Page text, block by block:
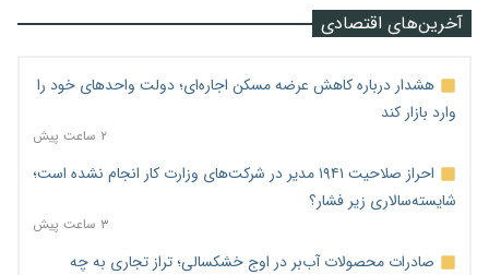
آخرین‌های اقتصادی
هشدار درباره کاهش عرضه مسکن اجاره‌ای؛ دولت واحدهای خود را
وارد بازار کند
۲ ساعت پیش
احراز صلاحیت ۱۹۴۱ مدیر در شرکت‌های وزارت کار انجام نشده است؛
شایسته‌سالاری زیر فشار؟
۳ ساعت پیش
صادرات محصولات آب‌بر در اوج خشکسالی؛ تراز تجاری به چه